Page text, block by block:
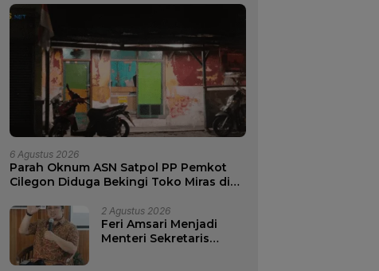
6 Agustus 2026
Parah Oknum ASN Satpol PP Pemkot
Cilegon Diduga Bekingi Toko Miras di
2 Agustus 2026
Feri Amsari Menjadi
Menteri Sekretaris